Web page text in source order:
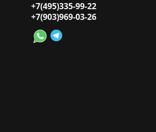
+7(495)335-99-22
+7(903)969-03-26